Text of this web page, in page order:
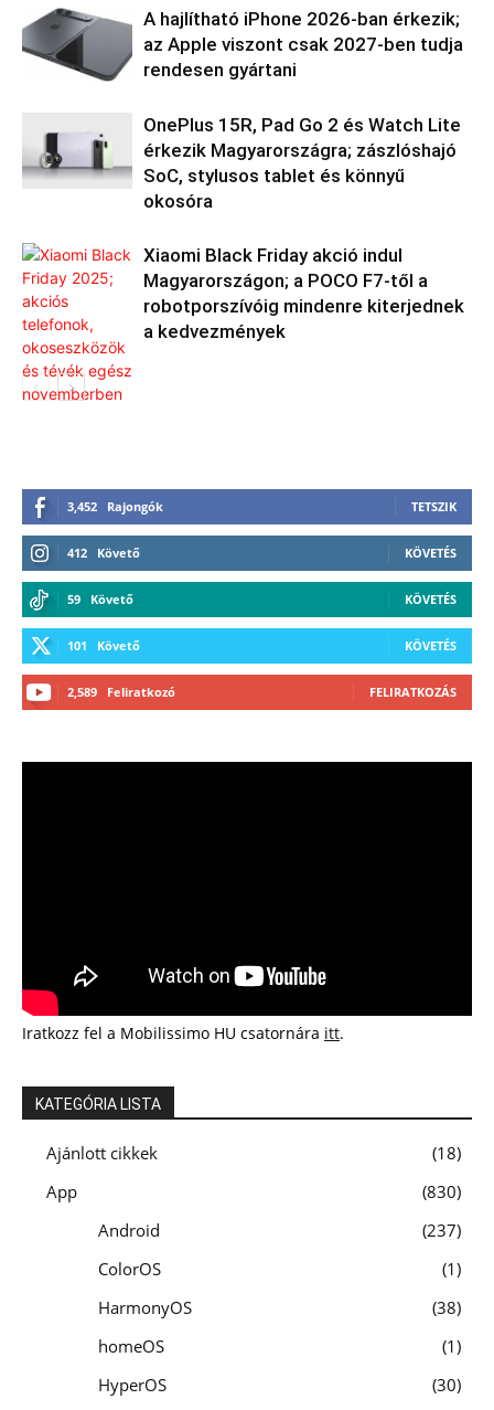
A hajlítható iPhone 2026-ban érkezik;
az Apple viszont csak 2027-ben tudja
rendesen gyártani
OnePlus 15R, Pad Go 2 és Watch Lite
érkezik Magyarországra; zászlóshajó
SoC, stylusos tablet és könnyű
okosóra
Xiaomi Black Friday akció indul
Magyarországon; a POCO F7-től a
robotporszívóig mindenre kiterjednek
a kedvezmények
3,452 Rajongók TETSZIK
412 Követő KÖVETÉS
59 Követő KÖVETÉS
101 Követő KÖVETÉS
2,589 Feliratkozó FELIRATKOZÁS
Iratkozz fel a Mobilissimo HU csatornára itt.
KATEGÓRIA LISTA
Ajánlott cikkek
18
App
830
Android
237
ColorOS
1
HarmonyOS
38
homeOS
1
HyperOS
30